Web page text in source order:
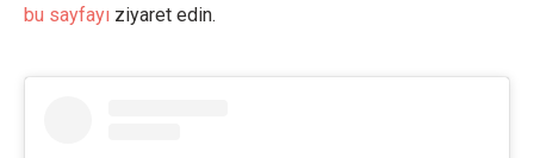
bu sayfayı ziyaret edin.